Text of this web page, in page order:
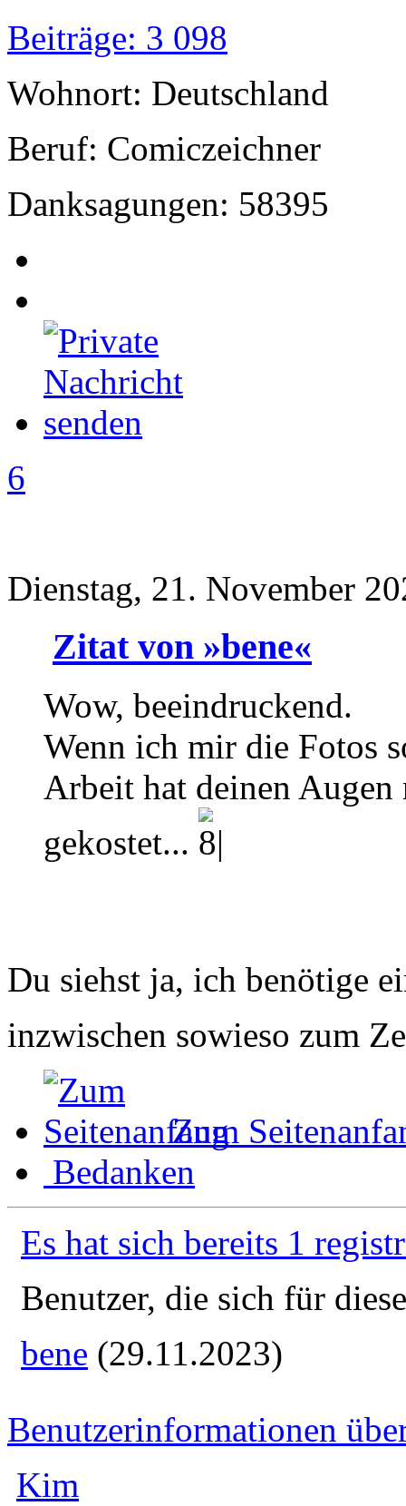
Beiträge: 3 098
Wohnort: Deutschland
Beruf: Comiczeichner
Danksagungen: 58395
6
Dienstag, 21. November
Zitat von »bene«
Wow, beeindruckend.
Wenn ich mir die Fotos
Arbeit hat deinen
gekostet...
Du siehst ja, ich benötige
inzwischen sowieso zum
Zum
Bedanken
Es hat sich bereits 1
Benutzer, die sich für
bene (29.11.2023)
Benutzerinformationen
Kim